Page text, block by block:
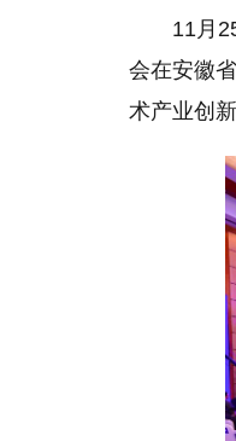
11月
会在安徽
术产业创